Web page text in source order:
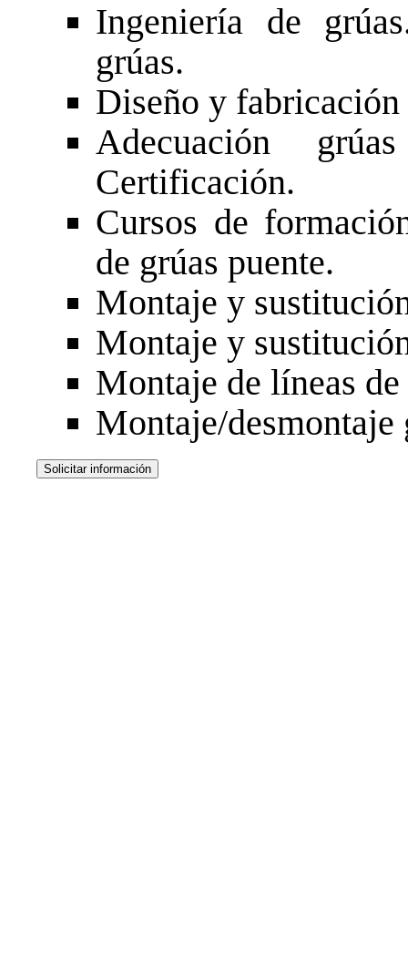
Ingeniería de
grúas.
Diseño y fabricación
Adecuación
Certificación.
Cursos de
de grúas puente.
Montaje y
Montaje y
Montaje de líneas
Montaje/desmontaje
Solicitar información